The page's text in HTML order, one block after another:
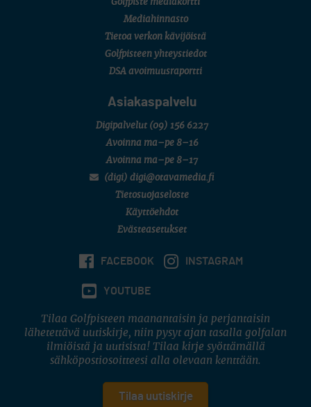
SM-reikäpeli (M50/Kymen Golf)
7 (U18 ja U21/pojat/Tahko)
Golfpiste mediakortti
Mediahinnasto
Tietoa verkon kävijöistä
Golfpisteen yhteystiedot
DSA avoimuusraportti
Asiakaspalvelu
Digipalvelut (09) 156 6227
Avoinna ma–pe 8–16
Avoinna ma–pe 8–17
(digi) digi@otavamedia.fi
Tietosuojaseloste
Käyttöehdot
Evästeasetukset
FACEBOOK INSTAGRAM
YOUTUBE
Tilaa Golfpisteen maanantaisin ja perjantaisin
lähetettävä uutiskirje, niin pysyt ajan tasalla golfalan
ilmiöistä ja uutisista! Tilaa kirje syöttämällä
sähköpostiosoitteesi alla olevaan kenttään.
Tilaa uutiskirje